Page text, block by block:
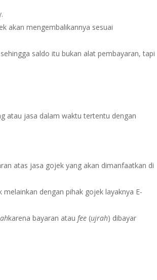
akan mengembalikannya sesuai
saldo itu bukan alat pembayaran, tapi
atau jasa dalam waktu tertentu dengan
atas jasa gojek yang akan dimanfaatkan di
dengan pihak gojek layaknya E-
karena bayaran ataufee (ujrah) dibayar